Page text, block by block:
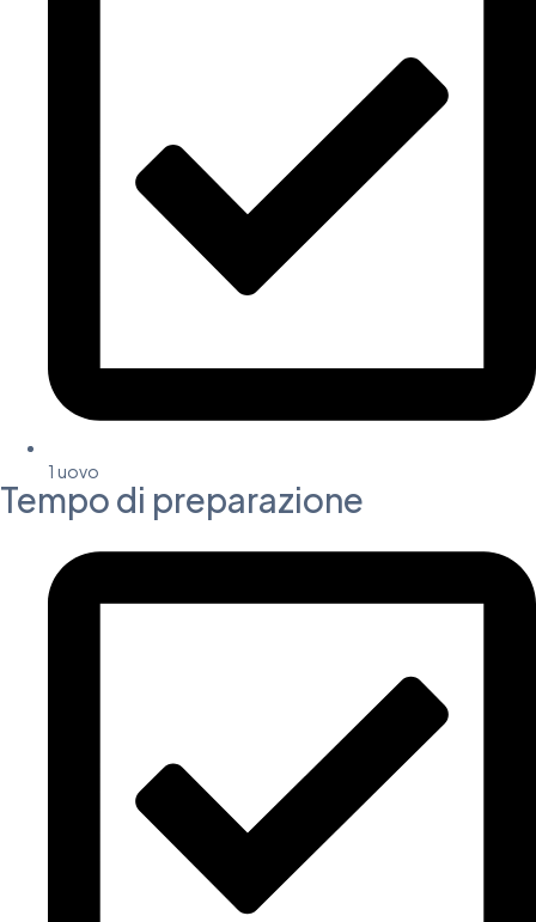
1 uovo
Tempo di preparazione